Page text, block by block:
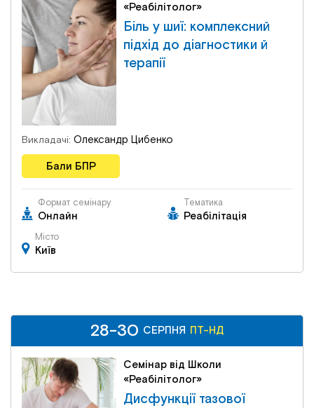
«Реабілітолог»
Біль у шиї: комплексний
підхід до діагностики й
терапії
Викладачі: Олександр Цибенко
Бали БПР
Формат семінару
Онлайн
Тематика
Реабілітація
Місто
Київ
Семінар від Школи
«Реабілітолог»
Дисфункції тазової
ПТ-НД 28-30 СЕРПНЯ
28-30 СЕРПНЯ ПТ-НД